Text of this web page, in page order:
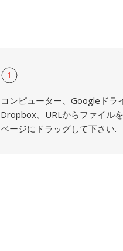
1
コンピューター、Googleドラ
Dropbox、URLからファイルを
ページにドラッグして下さい.